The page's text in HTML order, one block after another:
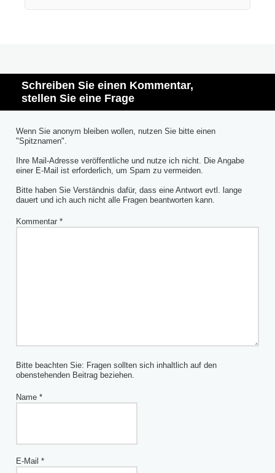
Schreiben Sie einen Kommentar,
stellen Sie eine Frage
Wenn Sie anonym bleiben wollen, nutzen Sie bitte einen
"Spitznamen".
Ihre Mail-Adresse veröffentliche und nutze ich nicht. Die Angabe
einer E-Mail ist erforderlich, um Spam zu vermeiden.
Bitte haben Sie Verständnis dafür, dass eine Antwort evtl. lange
dauert und ich auch nicht alle Fragen beantworten kann.
Kommentar *
Bitte beachten Sie: Fragen sollten sich inhaltlich auf den
obenstehenden Beitrag beziehen.
Name *
E-Mail *